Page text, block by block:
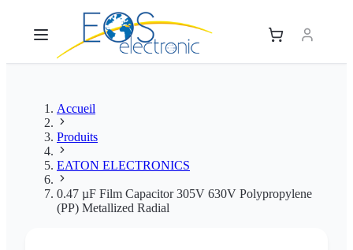
Accueil
Produits
EATON ELECTRONICS
0.47 µF Film Capacitor 305V 630V Polypropylene
(PP) Metallized Radial